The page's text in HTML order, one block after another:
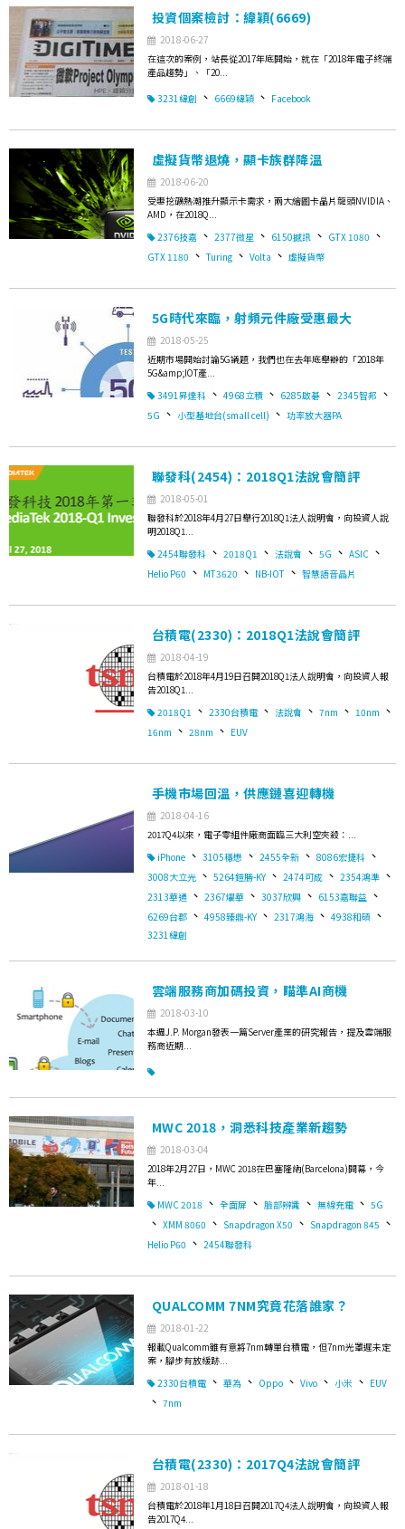
投資個案檢討：緯穎(6669)
2018-06-27
在這次的案例，站長從2017年底開始，就在「2018年電子終端
產品趨勢」、「20...
3231緯創 、 6669緯穎 、 Facebook
虛擬貨幣退燒，顯卡族群降溫
2018-06-20
受惠挖礦熱潮推升顯示卡需求，兩大繪圖卡晶片龍頭NVIDIA、
AMD，在2018Q...
2376技嘉 、 2377微星 、 6150撼訊 、 GTX 1080 、
GTX 1180 、 Turing 、 Volta 、 虛擬貨幣
5G時代來臨，射頻元件廠受惠最大
2018-05-25
近期市場開始討論5G議題，我們也在去年底舉辦的「2018年
5G&amp;IOT產...
3491昇達科 、 4968立積 、 6285啟碁 、 2345智邦 、
5G 、 小型基地台(small cell) 、 功率放大器PA
聯發科(2454)：2018Q1法說會簡評
2018-05-01
聯發科於2018年4月27日舉行2018Q1法人說明會，向投資人說
明2018Q1...
2454聯發科 、 2018Q1 、 法說會 、 5G 、 ASIC 、
Helio P60 、 MT3620 、 NB-IOT 、 智慧語音晶片
台積電(2330)：2018Q1法說會簡評
2018-04-19
台積電於2018年4月19日召開2018Q1法人說明會，向投資人報
告2018Q1...
2018Q1 、 2330台積電 、 法說會 、 7nm 、 10nm 、
16nm 、 28nm 、 EUV
手機市場回溫，供應鏈喜迎轉機
2018-04-16
2017Q4以來，電子零組件廠商面臨三大利空夾殺：...
iPhone 、 3105穩懋 、 2455全新 、 8086宏捷科 、
3008大立光 、 5264鎧勝-KY 、 2474可成 、 2354鴻準 、
2313華通 、 2367燿華 、 3037欣興 、 6153嘉聯益 、
6269台郡 、 4958臻鼎-KY 、 2317鴻海 、 4938和碩 、
3231緯創
雲端服務商加碼投資，瞄準AI商機
2018-03-10
本週J.P. Morgan發表一篇Server產業的研究報告，提及雲端服
務商近期...
MWC 2018，洞悉科技產業新趨勢
2018-03-04
2018年2月27日，MWC 2018在巴塞隆納(Barcelona)開幕，今
年...
MWC 2018 、 全面屏 、 臉部辨識 、 無線充電 、 5G
、 XMM 8060 、 Snapdragon X50 、 Snapdragon 845 、
Helio P60 、 2454聯發科
QUALCOMM 7NM究竟花落誰家？
2018-01-22
報載Qualcomm雖有意將7nm轉單台積電，但7nm光罩遲未定
案，腳步有放緩跡...
2330台積電 、 華為 、 Oppo 、 Vivo 、 小米 、 EUV
、 7nm
台積電(2330)：2017Q4法說會簡評
2018-01-18
台積電於2018年1月18日召開2017Q4法人說明會，向投資人報
告2017Q4...